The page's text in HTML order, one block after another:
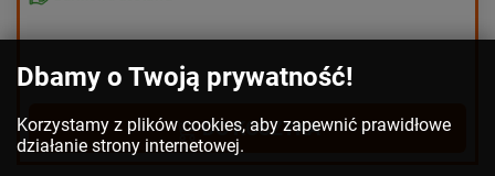
DO KOSZYKA
Dbamy o Twoją prywatność!
Korzystamy z plików cookies, aby zapewnić prawidłowe
działanie strony internetowej.